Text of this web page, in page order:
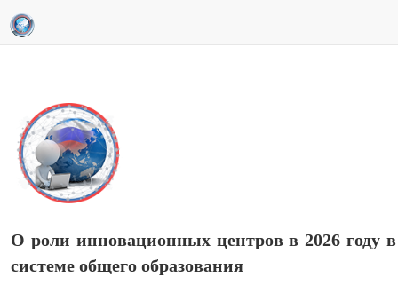
О роли инновационных центров в 2026 году в
системе общего образования